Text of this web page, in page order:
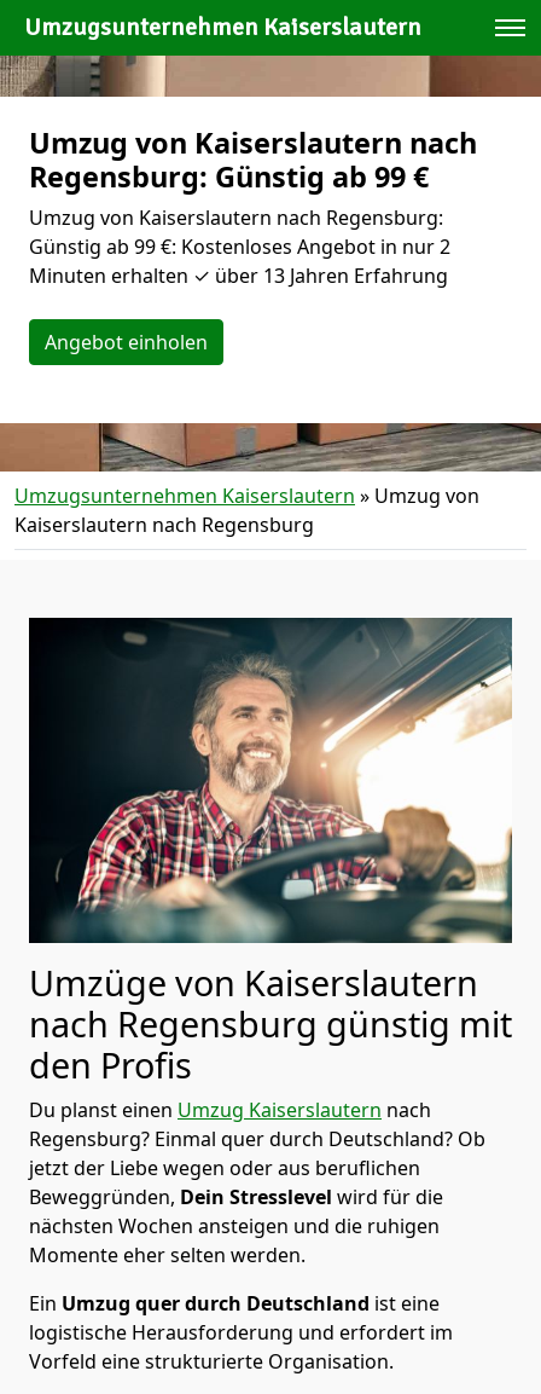
Umzugsunternehmen Kaiserslautern
Umzug von Kaiserslautern nach
Regensburg: Günstig ab 99 €
Umzug von Kaiserslautern nach Regensburg:
Günstig ab 99 €: Kostenloses Angebot in nur 2
Minuten erhalten ✓ über 13 Jahren Erfahrung
Angebot einholen
Umzugsunternehmen Kaiserslautern » Umzug von
Kaiserslautern nach Regensburg
Umzüge von Kaiserslautern
nach Regensburg günstig mit
den Profis
Du planst einen Umzug Kaiserslautern nach
Regensburg? Einmal quer durch Deutschland? Ob
jetzt der Liebe wegen oder aus beruflichen
Beweggründen, Dein Stresslevel wird für die
nächsten Wochen ansteigen und die ruhigen
Momente eher selten werden.
Ein Umzug quer durch Deutschland ist eine
logistische Herausforderung und erfordert im
Vorfeld eine strukturierte Organisation.